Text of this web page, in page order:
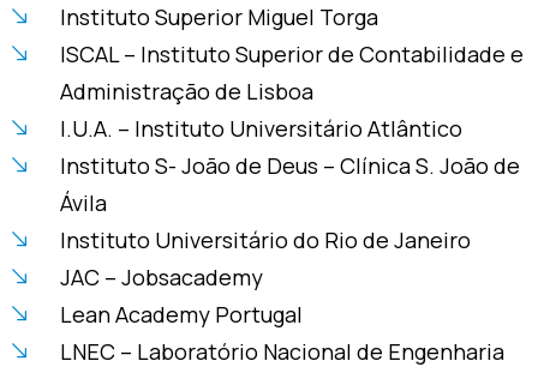
Instituto Superior Miguel Torga
ISCAL – Instituto Superior de Contabilidade e
Administração de Lisboa
I.U.A. – Instituto Universitário Atlântico
Instituto S- João de Deus – Clínica S. João de
Ávila
Instituto Universitário do Rio de Janeiro
JAC – Jobsacademy
Lean Academy Portugal
LNEC – Laboratório Nacional de Engenharia